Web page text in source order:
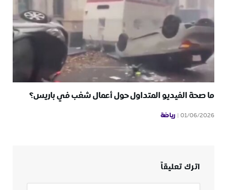
ما صحة الفيديو المتداول حول أعمال شغب في باريس؟
01/06/2026 رياضة
اترك تعليقاً